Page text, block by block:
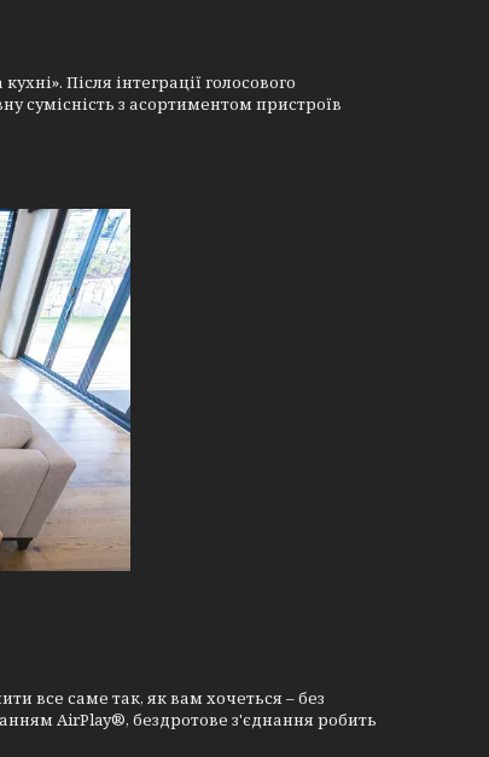
Після інтеграції голосового
сумісність з асортиментом пристроїв
все саме так, як вам хочеться – без
AirPlay®, бездротове з'єднання робить